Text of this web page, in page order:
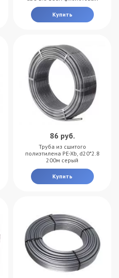
Купить
86 руб.
Труба из сшитого
полиэтилена PE-Xb, d20*2.8
200м серый
Купить